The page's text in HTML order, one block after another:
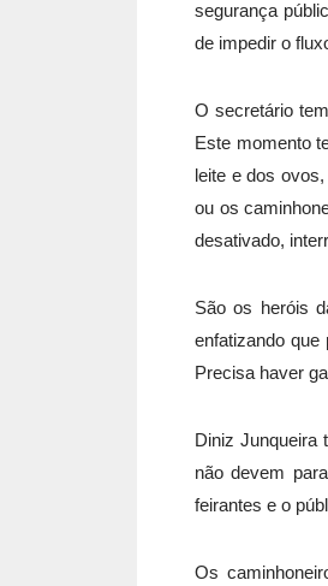
segurança
de impedir o
O secretário
Este momento
leite e dos
ou os
desativado,
São os heróis
enfatizando
Precisa haver
Diniz Junqueira
não devem
feirantes e o
Os